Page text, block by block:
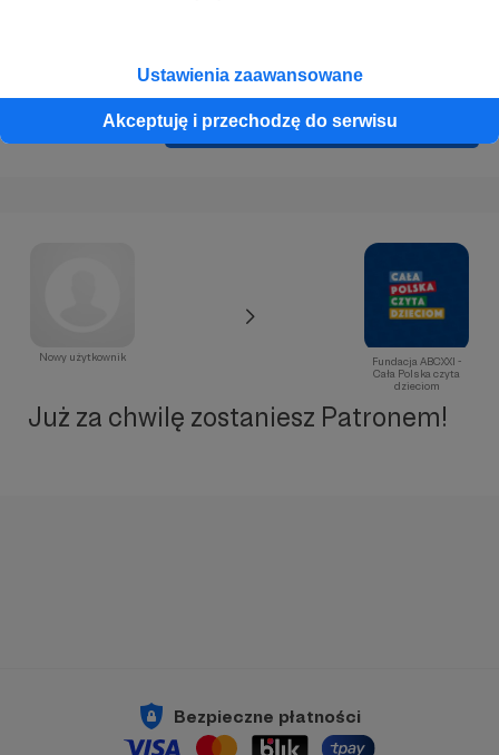
Ustawienia zaawansowane
Akceptuję i przechodzę do serwisu
Cofnij Zarejestruj się i przejdź dalej
Nowy użytkownik
Fundacja ABCXXI -
Cała Polska czyta
dzieciom
Już za chwilę zostaniesz Patronem!
Bezpieczne płatności